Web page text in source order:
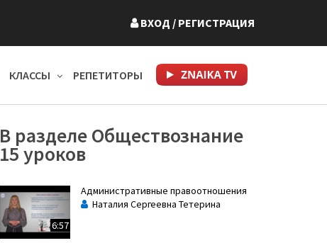
ВХОД / РЕГИСТРАЦИЯ
КЛАССЫ РЕПЕТИТОРЫ
В разделе Обществознание
15 уроков
6:57
Административные правоотношения
Наталия Сергеевна Тетерина